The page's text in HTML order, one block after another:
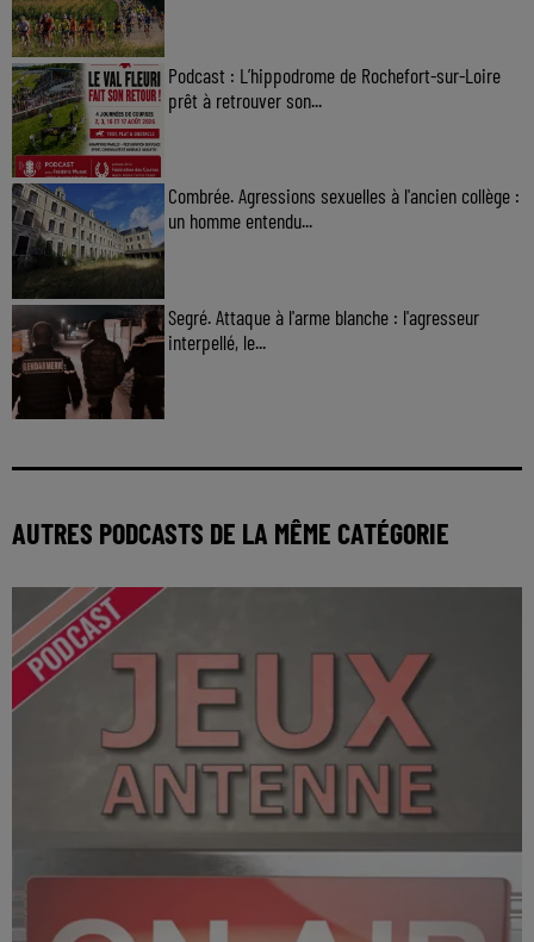
Podcast : L’hippodrome de Rochefort-sur-Loire
prêt à retrouver son...
Combrée. Agressions sexuelles à l'ancien collège :
un homme entendu...
Segré. Attaque à l'arme blanche : l'agresseur
interpellé, le...
AUTRES PODCASTS DE LA MÊME CATÉGORIE